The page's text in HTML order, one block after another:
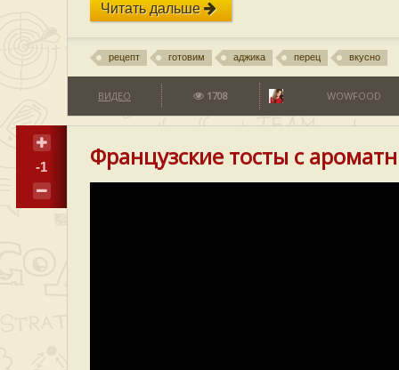
Читать дальше
рецепт готовим аджика перец вкусно
ВИДЕО 1708 WOWFOOD
-1 Французские тосты с